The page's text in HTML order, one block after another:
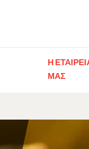
Η
ΜΑΣ​